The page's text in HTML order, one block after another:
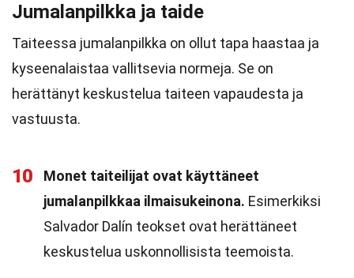
Jumalanpilkka ja taide
Taiteessa jumalanpilkka on ollut tapa haastaa ja
kyseenalaistaa vallitsevia normeja. Se on
herättänyt keskustelua taiteen vapaudesta ja
vastuusta.
10
Monet taiteilijat ovat käyttäneet
jumalanpilkkaa ilmaisukeinona. Esimerkiksi
Salvador Dalín teokset ovat herättäneet
keskustelua uskonnollisista teemoista.